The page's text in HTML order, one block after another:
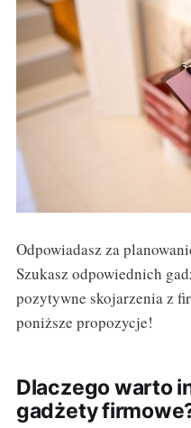
Odpowiadasz za
Szukasz odpowiednich
pozytywne skojarzenia z
poniższe propozycje!
Dlaczego warto
gadżety